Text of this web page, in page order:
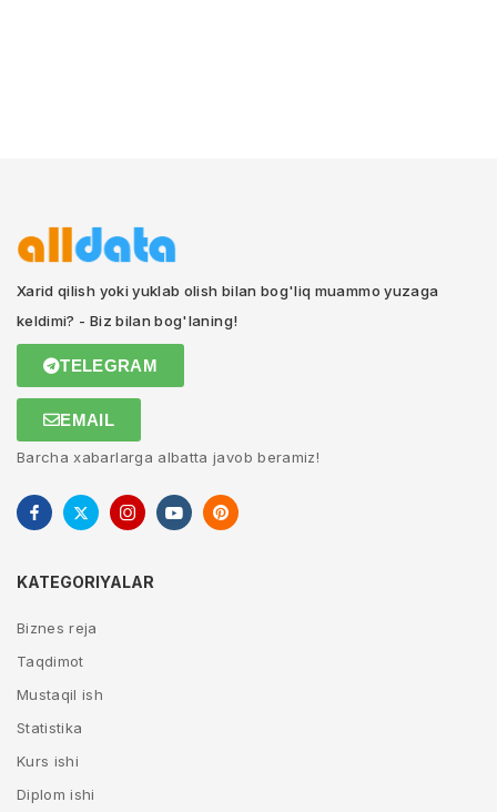
Xarid qilish yoki yuklab olish bilan bog'liq muammo yuzaga
keldimi? - Biz bilan bog'laning!
TELEGRAM
EMAIL
Barcha xabarlarga albatta javob beramiz!
KATEGORIYALAR
Biznes reja
Taqdimot
Mustaqil ish
Statistika
Kurs ishi
Diplom ishi